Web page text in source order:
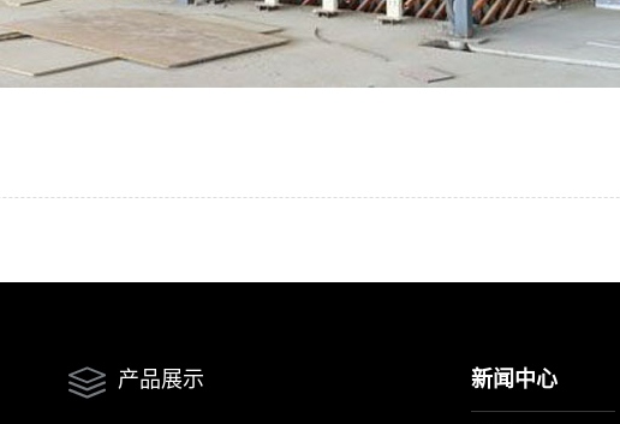
产品展示 新闻中心